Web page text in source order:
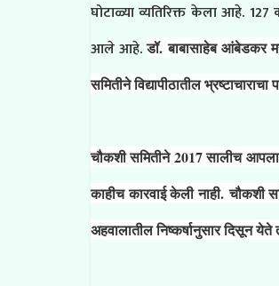
घोटाळ्या व्यतिरिक्त केला आहे.
आले आहे.डॉ. बाबासाहेब आंबेडकर
समितीने विद्यापीठातील
चौकशी समितीने 2017 सालीच आपला
काहीच कारवाई केली नाही.चौकशी
अहवालातील निष्कर्षानुसार दिसून